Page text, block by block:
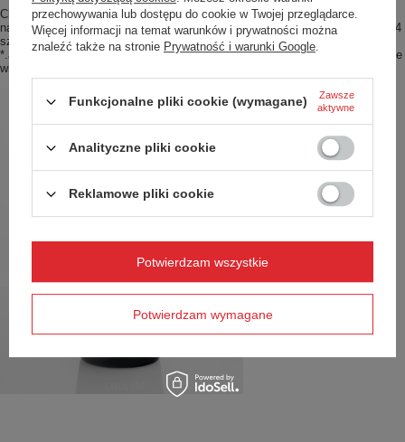
Chcesz wyróżnić swoją markę z tłumu? Wybierz kultowe produkty Contigo
nadrukiem lub grawerem z logo twojej firmy. Takie projekty realizujemy od 24
sztuk. Wyślij nam logo lub grafikę w formacie graficznym *.eps, *.cdr, *.pdf,
*.ai, w rozdzielczości 300dpi i kolorach CMYK, a my przygotujemy dla ciebie
wizualizację.
przechowywania lub dostępu do cookie w Twojej przeglądarce.
Więcej informacji na temat warunków i prywatności można
znaleźć także na stronie Prywatność i warunki Google.
Funkcjonalne pliki cookie (wymagane)
Zawsze
aktywne
Analityczne pliki cookie
Reklamowe pliki cookie
Potwierdzam wymagane
Potwierdzam wszystkie